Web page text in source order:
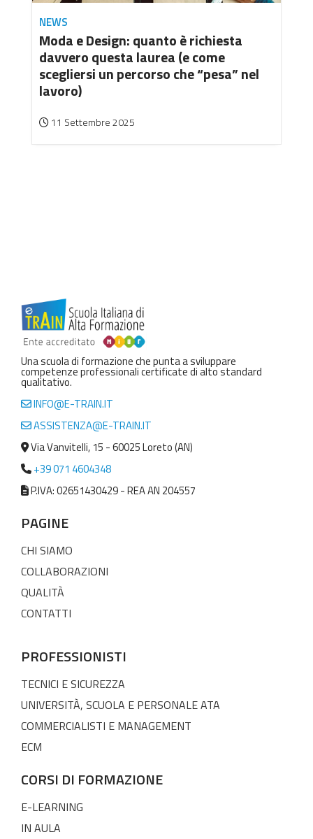
NEWS
Moda e Design: quanto è richiesta
davvero questa laurea (e come
scegliersi un percorso che “pesa” nel
lavoro)
11 Settembre 2025
Una scuola di formazione che punta a sviluppare
competenze professionali certificate di alto standard
qualitativo.
INFO@E-TRAIN.IT
ASSISTENZA@E-TRAIN.IT
Via Vanvitelli, 15 - 60025 Loreto (AN)
+39 071 4604348
P.IVA: 02651430429 - REA AN 204557
PAGINE
CHI SIAMO
COLLABORAZIONI
QUALITÀ
CONTATTI
PROFESSIONISTI
TECNICI E SICUREZZA
UNIVERSITÀ, SCUOLA E PERSONALE ATA
COMMERCIALISTI E MANAGEMENT
ECM
CORSI DI FORMAZIONE
E-LEARNING
IN AULA